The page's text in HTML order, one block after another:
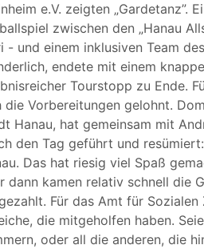
e.V. zeigten „Gardetanz”.
zwischen den „Hanau
- und einem inklusiven Team
endete mit einem
Tourstopp zu Ende.
die Vorbereitungen gelohnt.
Hanau, hat gemeinsam mit
den Tag geführt und
Das hat riesig viel Spaß
dann kamen relativ schnell die
Für das Amt für
die mitgeholfen haben.
oder all die anderen, die